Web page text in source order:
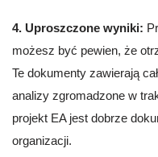
4. Uproszczone wyniki:
możesz być pewien, że
Te dokumenty zawierają
analizy zgromadzone w
projekt EA jest dobrze
organizacji.